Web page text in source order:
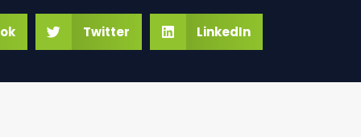
Twitter LinkedIn